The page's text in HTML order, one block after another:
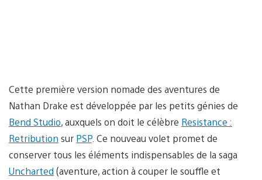
Cette première version nomade des aventures de
Nathan Drake est développée par les petits génies de
Bend Studio, auxquels on doit le célèbre Resistance :
Retribution sur PSP. Ce nouveau volet promet de
conserver tous les éléments indispensables de la saga
Uncharted (aventure, action à couper le souffle et